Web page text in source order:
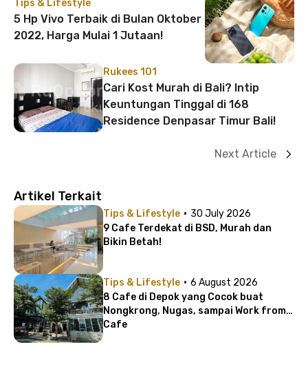
Tips & Lifestyle
5 Hp Vivo Terbaik di Bulan Oktober
2022, Harga Mulai 1 Jutaan!
Rukees 101
Cari Kost Murah di Bali? Intip
Keuntungan Tinggal di 168
Residence Denpasar Timur Bali!
Next Article
Artikel Terkait
Tips & Lifestyle · 30 July 2026
9 Cafe Terdekat di BSD, Murah dan
Bikin Betah!
Tips & Lifestyle · 6 August 2026
8 Cafe di Depok yang Cocok buat
Nongkrong, Nugas, sampai Work from
Cafe